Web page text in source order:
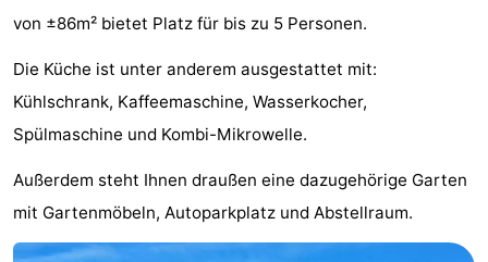
Resort
Nieuwvliet-
Bad
De
Meulinge
-
EuroParcs
Cadzand
-
Hoogduin
-
Noordzee
Résidence
-
Resort
-
von ±86m² bietet Platz für bis zu 5 Personen.
Die Küche ist unter anderem ausgestattet mit:
Kühlschrank, Kaffeemaschine, Wasserkocher,
Spülmaschine und Kombi-Mikrowelle.
Außerdem steht Ihnen draußen eine dazugehörige Garten
mit Gartenmöbeln, Autoparkplatz und Abstellraum.